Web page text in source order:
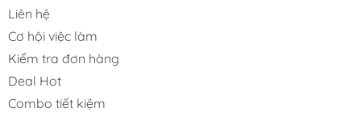
Liên hệ
Cơ hội việc làm
Kiểm tra đơn hàng
Deal Hot
Combo tiết kiệm